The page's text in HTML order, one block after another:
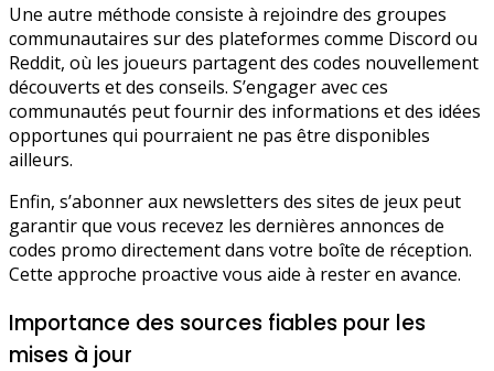
Une autre méthode consiste à rejoindre des groupes
communautaires sur des plateformes comme Discord ou
Reddit, où les joueurs partagent des codes nouvellement
découverts et des conseils. S’engager avec ces
communautés peut fournir des informations et des idées
opportunes qui pourraient ne pas être disponibles
ailleurs.
Enfin, s’abonner aux newsletters des sites de jeux peut
garantir que vous recevez les dernières annonces de
codes promo directement dans votre boîte de réception.
Cette approche proactive vous aide à rester en avance.
Importance des sources fiables pour les
mises à jour